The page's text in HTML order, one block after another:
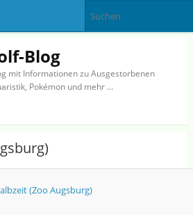
Blog
mit Informationen zu Ausgestorbenen
Pokémon und mehr …